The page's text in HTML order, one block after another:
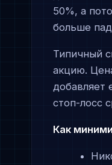
50%, а
больше
Типичный
акцию.
добавляет
стоп-лосс
Как